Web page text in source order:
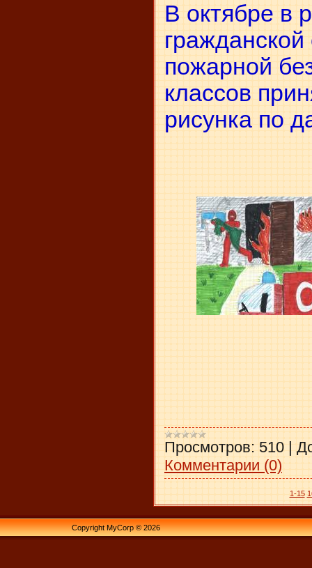
В октябре в
пожарной
классов
рисунка по
Просмотров: 510 |
Комментарии (0)
1-15
Copyright MyCorp © 2026